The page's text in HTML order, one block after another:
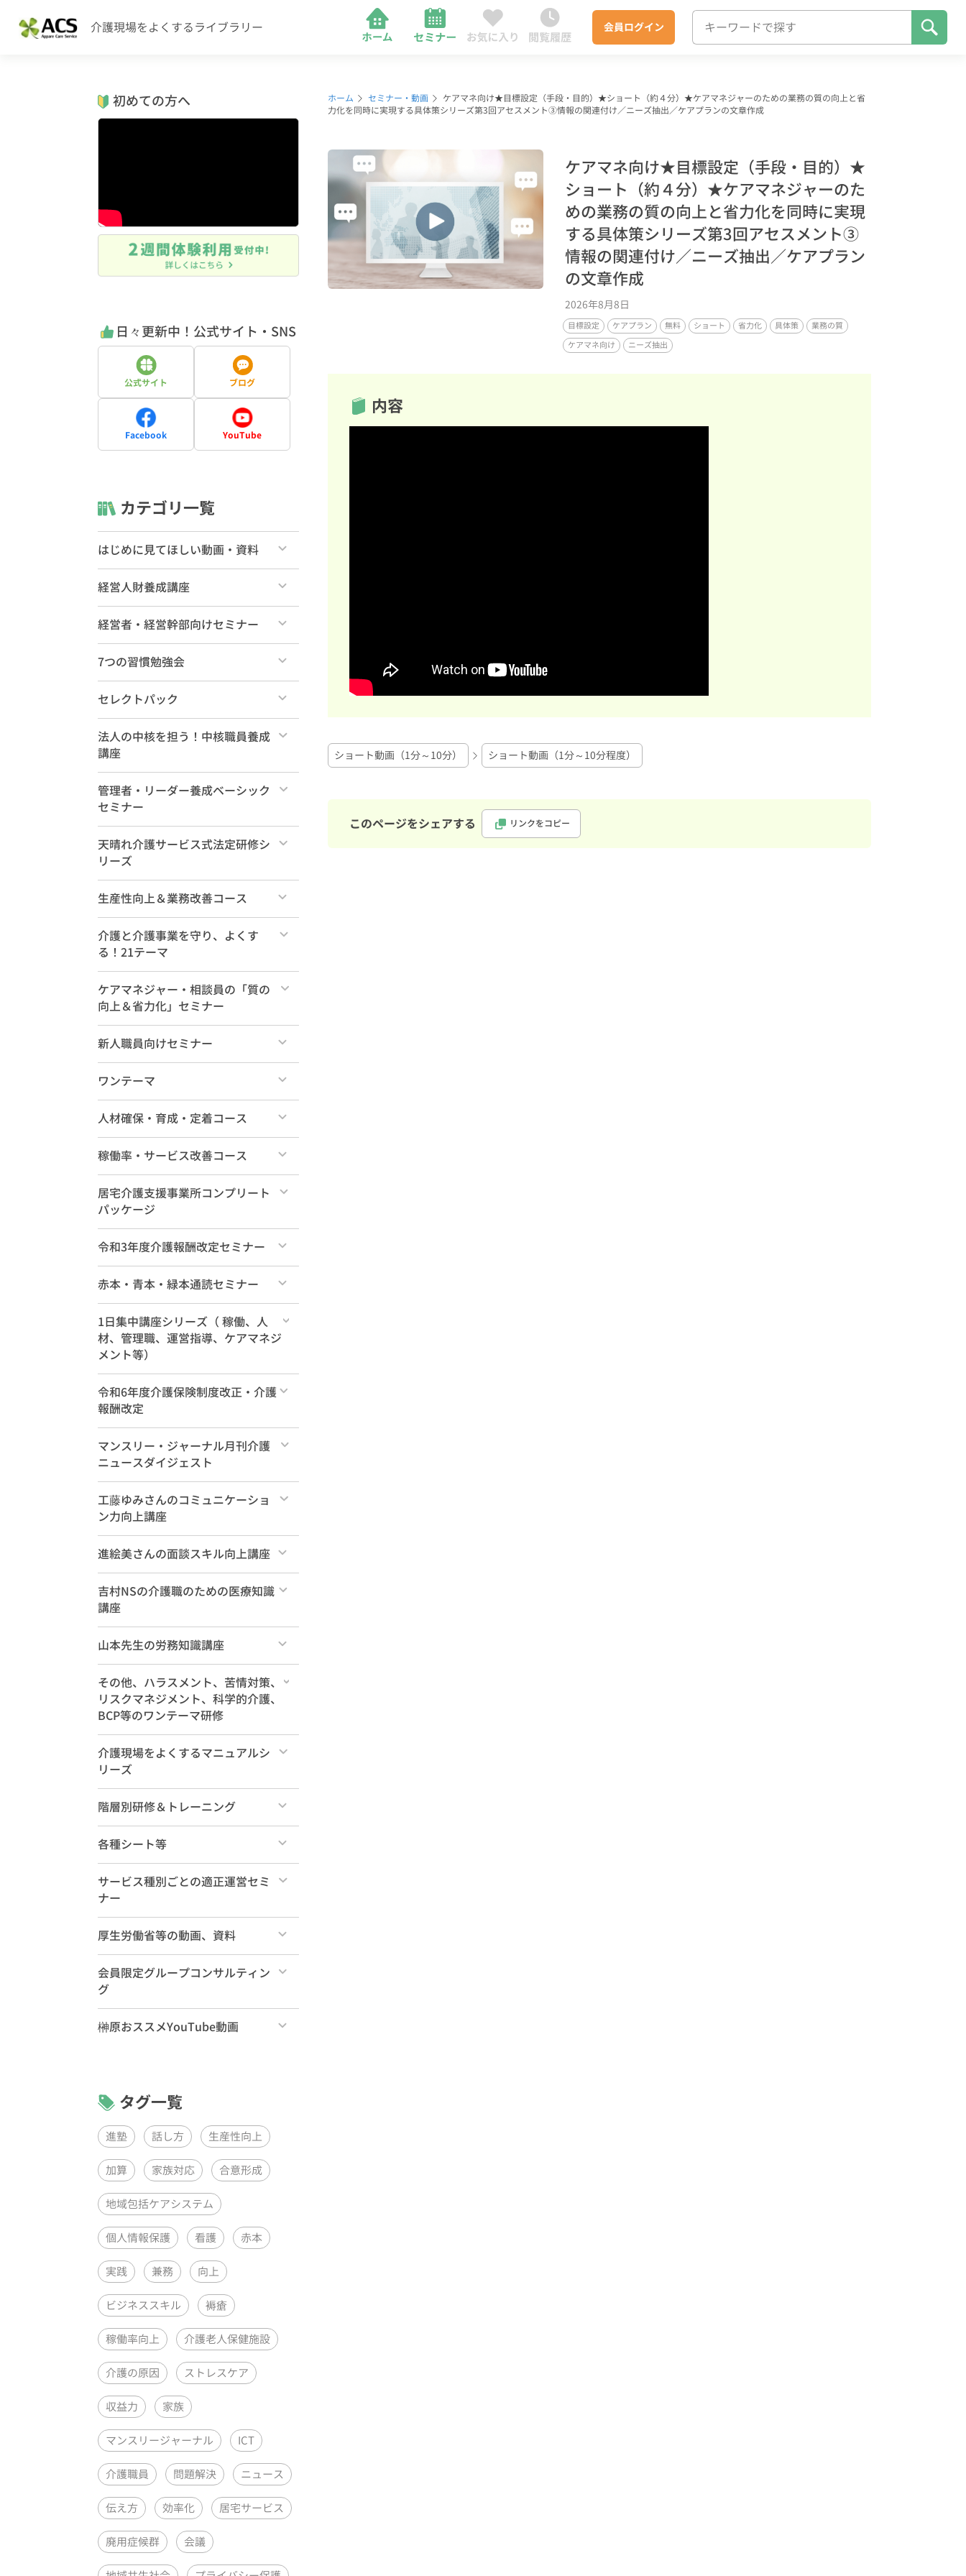
介護現場をよくするライブラリー 会員ログイン
初めての方へ
日々更新中！公式サイト・SNS
公式サイト ブログ
Facebook YouTube
ホーム セミナー・動画
ケアマネ向け★目標設定（手段・目的）★ショート（約４分）★ケアマネジャーのための業務の質の向上と省
力化を同時に実現する具体策シリーズ第3回アセスメント③情報の関連付け／ニーズ抽出／ケアプランの文章作成
ケアマネ向け★目標設定（手段・目的）★
ショート（約４分）★ケアマネジャーのた
めの業務の質の向上と省力化を同時に実現
する具体策シリーズ第3回アセスメント③
情報の関連付け／ニーズ抽出／ケアプラン
の文章作成
2026年8月8日
目標設定 ケアプラン 無料 ショート 省力化 具体策
業務の質
ケアマネ向け
ニーズ抽出
内容
ショート動画（1分～10分） ショート動画（1分～10分程度）
このページをシェアする リンクをコピー
カテゴリ一覧
はじめに見てほしい動画・資料
すべて
ライブラリーの使い方（有料会員向
け）
ショート動画（1分～10分）
毎月のセミナー・ダイジェスト
天晴れ介護サービスを知るセミナー
10選！
社内大学カリキュラム案
経営人財養成講座
すべて
経営者・経営幹部向けセミナー
すべて
7つの習慣勉強会
すべて
セレクトパック
すべて
法人の中核を担う！中核職員養成
講座
すべて
本講座
事前学習動画（必須）
管理者・リーダー養成ベーシック
セミナー
すべて
管理職養成ベーシック 年間受講
特典動画
天晴れ介護サービス式法定研修シ
リーズ
すべて
新人研修（基礎編2時間）
特典動画
生産性向上＆業務改善コース
すべて
介護と介護事業を守り、よくす
る！21テーマ
すべて
ケアマネジャー・相談員の「質の
向上＆省力化」セミナー
すべて
新人職員向けセミナー
すべて
ワンテーマ
すべて
人材確保・育成・定着コース
すべて
稼働率・サービス改善コース
すべて
居宅介護支援事業所コンプリート
パッケージ
すべて
令和3年度介護報酬改定セミナー
すべて
赤本・青本・緑本通読セミナー
すべて
1日集中講座シリーズ（ 稼働、人
材、管理職、運営指導、ケアマネジ
メント等）
すべて
令和6年度介護保険制度改正・介護
報酬改定
すべて
マンスリー・ジャーナル月刊介護
ニュースダイジェスト
すべて
工藤ゆみさんのコミュニケーショ
ン力向上講座
すべて
進絵美さんの面談スキル向上講座
すべて
吉村NSの介護職のための医療知識
講座
すべて
山本先生の労務知識講座
すべて
その他、ハラスメント、苦情対策、
リスクマネジメント、科学的介護、
BCP等のワンテーマ研修
すべて
介護現場をよくするマニュアルシ
リーズ
すべて
階層別研修＆トレーニング
すべて
管理職養成
各種シート等
すべて
サービス種別ごとの適正運営セミ
ナー
すべて
厚生労働省等の動画、資料
すべて
会員限定グループコンサルティン
グ
すべて
ンサルティング（月1回）
ケアラーズ・クラブQAセッション
（月1回）
榊原おススメYouTube動画
タグ一覧
進塾 話し方 生産性向上
加算 家族対応 合意形成
地域包括ケアシステム
個人情報保護 看護 赤本
実践 兼務 向上
ビジネススキル 褥瘡
稼働率向上 介護老人保健施設
介護の原因 ストレスケア
収益力 家族
マンスリージャーナル ICT
介護職員 問題解決 ニュース
伝え方 効率化 居宅サービス
廃用症候群 会議